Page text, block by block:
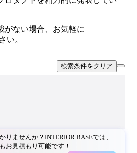
がない場合、お気軽に
い。
検索条件をクリア
りませんか？INTERIOR BASEでは、
お見積もり可能です！